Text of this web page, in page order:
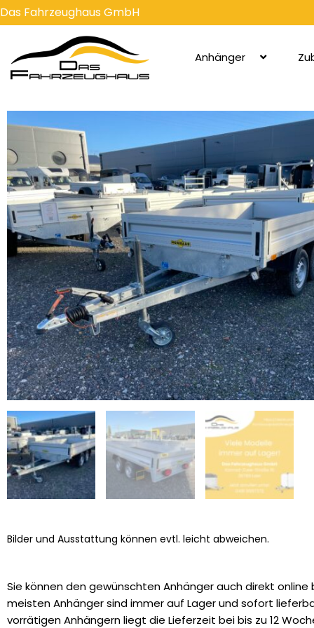
Zum
Inhalt
Das Fahrzeughaus GmbH
Anhänger
Bilder und Ausstattung können evtl. leicht abweichen.
Sie können den gewünschten Anhänger auch direkt online
meisten Anhänger sind immer auf Lager und sofort
vorrätigen Anhängern liegt die Lieferzeit bei bis zu 12